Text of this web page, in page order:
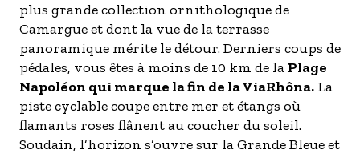
plus grande collection ornithologique de
Camargue et dont la vue de la terrasse
panoramique mérite le détour. Derniers coups de
pédales, vous êtes à moins de 10 km de la Plage
Napoléon qui marque la fin de la ViaRhôna. La
piste cyclable coupe entre mer et étangs où
flamants roses flânent au coucher du soleil.
Soudain, l’horizon s’ouvre sur la Grande Bleue et